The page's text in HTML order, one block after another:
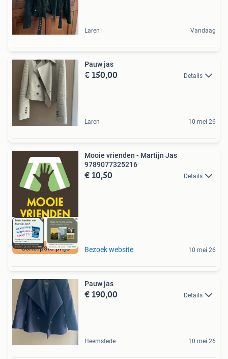
Laren Vandaag
Pauw jas
€ 150,00 Details
Laren 10 mei 26
Scherpste prijs
Mooie vrienden - Martijn Jas
9789077325216
€ 10,50 Details
Bezoek website 10 mei 26
Pauw jas
€ 190,00 Details
Heemstede 10 mei 26